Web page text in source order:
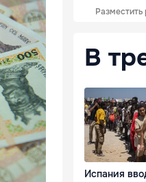
Разместить
В
Испания